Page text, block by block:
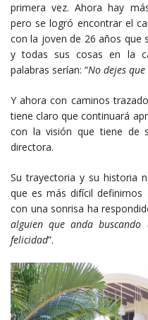
primera vez. Ahora hay
pero se logró encontrar el
con la joven de 26 años que
y todas sus cosas en la
palabras serían: “No dejes
Y ahora con caminos
tiene claro que continuará
con la visión que tiene de
directora.
Su trayectoria y su historia
que es más difícil definirnos
con una sonrisa ha
alguien que anda
felicidad”.